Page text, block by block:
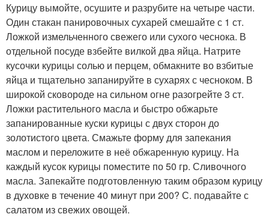
Курицу вымойте, осушите и разрубите на четыре части.
Один стакан панировочных сухарей смешайте с 1 ст.
Ложкой измельченного свежего или сухого чеснока. В
отдельной посуде взбейте вилкой два яйца. Натрите
кусочки курицы солью и перцем, обмакните во взбитые
яйца и тщательно запанируйте в сухарях с чесноком. В
широкой сковороде на сильном огне разогрейте 3 ст.
Ложки растительного масла и быстро обжарьте
запанированные куски курицы с двух сторон до
золотистого цвета. Смажьте форму для запекания
маслом и переложите в неё обжаренную курицу. На
каждый кусок курицы поместите по 50 гр. Сливочного
масла. Запекайте подготовленную таким образом курицу
в духовке в течение 40 минут при 200? С. подавайте с
салатом из свежих овощей.